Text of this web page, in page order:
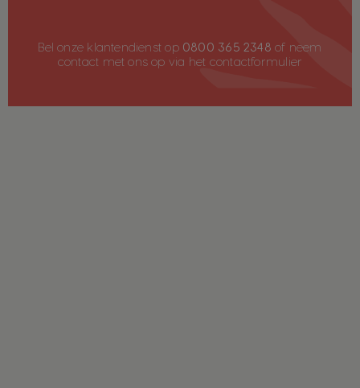
Bel onze klantendienst op 0800 365 2348 of neem
contact met ons op via het contactformulier